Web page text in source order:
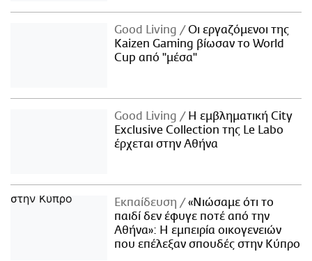
Good Living
Οι εργαζόμενοι της
Kaizen Gaming βίωσαν το World
Cup από "μέσα"
Good Living
Η εμβληματική City
Exclusive Collection της Le Labo
έρχεται στην Αθήνα
Εκπαίδευση
«Νιώσαμε ότι το
παιδί δεν έφυγε ποτέ από την
Αθήνα»: Η εμπειρία οικογενειών
που επέλεξαν σπουδές στην Κύπρο